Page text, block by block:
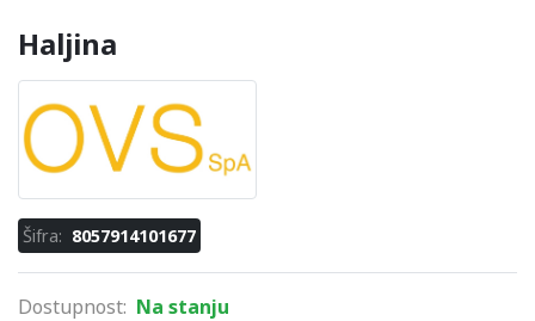
Haljina
Šifra: 8057914101677
Dostupnost: Na stanju